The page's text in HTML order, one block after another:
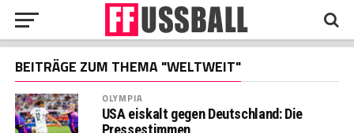
BEITRÄGE ZUM THEMA "WELTWEIT"
OLYMPIA
USA eiskalt gegen Deutschland: Die
Pressestimmen